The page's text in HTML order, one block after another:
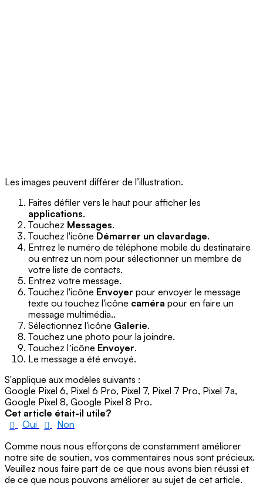
Les images peuvent différer de l’illustration.
Faites défiler vers le haut pour afficher les
applications.
Touchez Messages.
Touchez l'icône Démarrer un clavardage.
Entrez le numéro de téléphone mobile du destinataire
ou entrez un nom pour sélectionner un membre de
votre liste de contacts.
Entrez votre message.
Touchez l'icône Envoyer pour envoyer le message
texte ou touchez l'icône caméra pour en faire un
message multimédia..
Sélectionnez l'icône Galerie.
Touchez une photo pour la joindre.
Touchez lʼicône Envoyer.
Le message a été envoyé.
S'applique aux modèles suivants :
Google Pixel 6, Pixel 6 Pro, Pixel 7, Pixel 7 Pro, Pixel 7a,
Google Pixel 8, Google Pixel 8 Pro.
Cet article était-il utile?
Oui
Non
Comme nous nous efforçons de constamment améliorer
notre site de soutien, vos commentaires nous sont précieux.
Veuillez nous faire part de ce que nous avons bien réussi et
de ce que nous pouvons améliorer au sujet de cet article.